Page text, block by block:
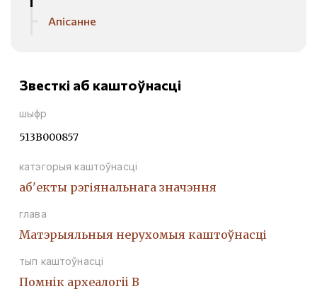
Апісанне
Звесткі аб каштоўнасці
шыфр
513В000857
катэгорыя каштоўнасці
аб'екты рэгіянальнага значэння
глава
Матэрыяльныя нерухомыя каштоўнасці
тып каштоўнасці
Помнiк археалогii В